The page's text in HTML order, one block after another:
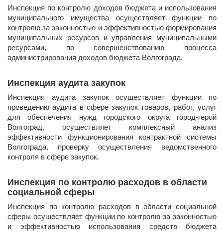
​Инспекция по контролю доходов бюджета и использования
муниципального имущества осуществляет функции по
контролю за законностью и эффективностью формирования
муниципальных ресурсов и управления муниципальными
ресурсами, по совершенствованию процесса
администрирования доходов бюджета Волгограда.
Инспекция аудита закупок
​Инспекция аудита закупок осуществляет функции по
проведению аудита в сфере закупок товаров, работ, услуг
для обеспечения нужд городского округа город-герой
Волгоград, осуществляет комплексный анализ
эффективности функционирования контрактной системы
Волгограда, проверку осуществления ведомственного
контроля в сфере закупок.
Инспекция по контролю расходов в области
социальной сферы
​Инспекция по контролю расходов в области социальной
сферы осуществляет функции по контролю за законностью
и эффективностью использования средств бюджета